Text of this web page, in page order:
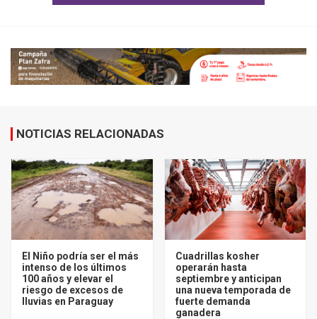
NOTICIAS RELACIONADAS
El Niño podría ser el más
intenso de los últimos
100 años y elevar el
riesgo de excesos de
lluvias en Paraguay
Cuadrillas kosher
operarán hasta
septiembre y anticipan
una nueva temporada de
fuerte demanda
ganadera